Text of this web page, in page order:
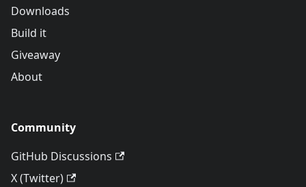
Downloads
Build it
Giveaway
About
Community
GitHub Discussions
X (Twitter)